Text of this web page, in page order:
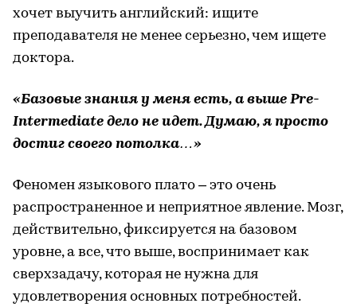
хочет выучить английский: ищите
преподавателя не менее серьезно, чем ищете
доктора.
«Базовые знания у меня есть, а выше Pre-
Intermediate дело не идет. Думаю, я просто
достиг своего потолка…»
Феномен языкового плато – это очень
распространенное и неприятное явление. Мозг,
действительно, фиксируется на базовом
уровне, а все, что выше, воспринимает как
сверхзадачу, которая не нужна для
удовлетворения основных потребностей.